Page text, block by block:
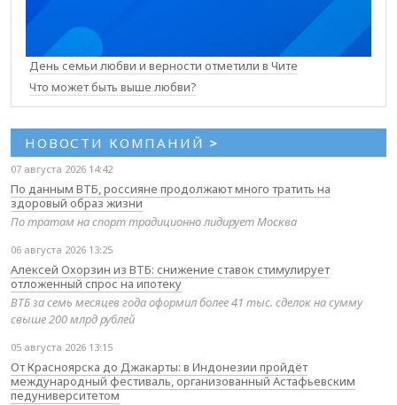
День семьи любви и верности отметили в Чите
Что может быть выше любви?
НОВОСТИ КОМПАНИЙ >
07 августа 2026 14:42
По данным ВТБ, россияне продолжают много тратить на
здоровый образ жизни
По тратам на спорт традиционно лидирует Москва
06 августа 2026 13:25
Алексей Охорзин из ВТБ: снижение ставок стимулирует
отложенный спрос на ипотеку
ВТБ за семь месяцев года оформил более 41 тыс. сделок на сумму
свыше 200 млрд рублей
05 августа 2026 13:15
От Красноярска до Джакарты: в Индонезии пройдёт
международный фестиваль, организованный Астафьевским
педуниверситетом